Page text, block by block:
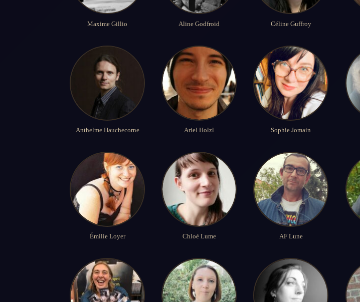
Maxime Gillio Aline Godfroid Céline Guffroy
Anthelme Hauchecorne Ariel Holzl Sophie Jomain
Émilie Loyer Chloé Lume AF Lune